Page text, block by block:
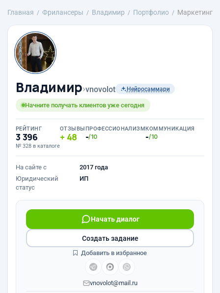
Главная Фрилансеры Владимир Портфолио Маркетинг
Владимир›vnovolot Нейросаммари
Начните получать клиентов уже сегодня
РЕЙТИНГ
3 396
№ 328 в каталоге
ОТЗЫВЫ
48
ПРОФЕССИОНАЛИЗМ
-/10
КОММУНИКАЦИЯ
-/10
На сайте с
2017 года
Юридический
статус
ИП
Начать диалог
vnovolot@mail.ru
Создать задание
Добавить в избранное